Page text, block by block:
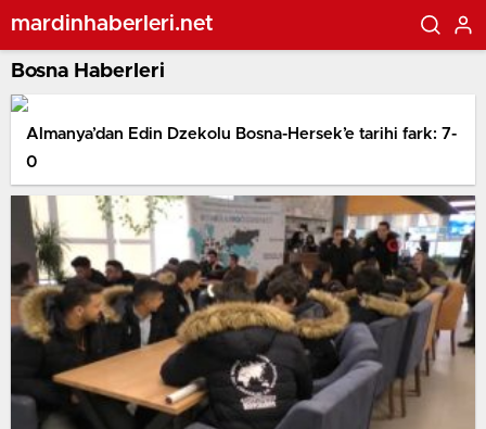
mardinhaberleri.net
Bosna Haberleri
Almanya’dan Edin Dzekolu Bosna-Hersek’e tarihi fark: 7-
0